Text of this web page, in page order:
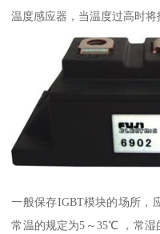
温度感应器，当温度过高时将
一般保存IGBT模块的场所，
常温的规定为5～35℃ ，常湿